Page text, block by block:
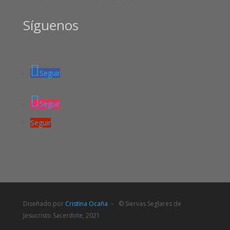
Síguenos
Seguir
Seguir
Seguir
Diseñado por Cristina Ocaña – © Siervas Seglares de
Jesucristo Sacerdote, 2021